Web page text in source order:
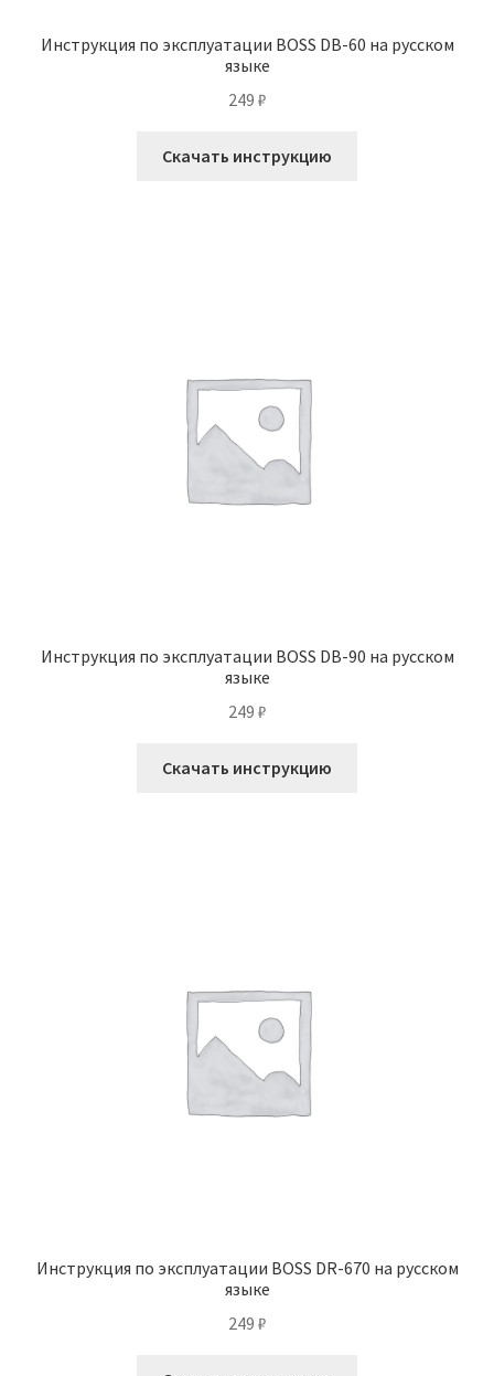
Инструкция по эксплуатации BOSS DB-60 на русском
языке
249 ₽
Скачать инструкцию
Инструкция по эксплуатации BOSS DB-90 на русском
языке
249 ₽
Скачать инструкцию
Инструкция по эксплуатации BOSS DR-670 на русском
языке
249 ₽